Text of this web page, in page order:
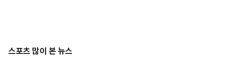
스포츠 많이 본 뉴스